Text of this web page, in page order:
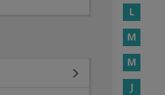
L
M
M
J